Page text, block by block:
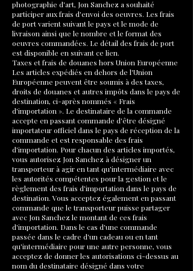
photographie d'art, Jon Sanchez a souhaité
participer aux frais d'envoi des oeuvres. Les frais
de port varient suivant le pays et le mode de
livraison ainsi que le nombre et le format des
oeuvres commandées. Le détail des frais de port
est disponible en suivant ce lien.
Taxes et frais de douanes hors Union Européenne
Les articles expédiés en dehors de l'Union
Européenne peuvent être soumis à des taxes,
droits de douanes et autres impôts dans le pays de
destination, ci-après nommés « Frais
d'importation ». Le destinataire de la commande
accepte en passant commande d'être désigné
importateur officiel dans le pays de réception de la
commande et est responsable des frais
d'importation. Pour chacun des articles importés,
vous autorisez Jon Sanchez à désigner un
transporteur à agir en tant qu'intermédiaire avec
les autorités compétentes pour la gestion et le
règlement des frais d'importation dans le pays de
destination. Vous acceptez également en passant
commande que le transporteur puisse partager
avec Jon Sanchez le montant de ces frais
d'importation. Dans le cas d'une commande
passée dans le cadre d'un cadeau ou en tant
qu'intermédiaire pour une autre personne, vous
acceptez de donner les autorisations ci-dessus au
nom du destinataire désigné dans votre